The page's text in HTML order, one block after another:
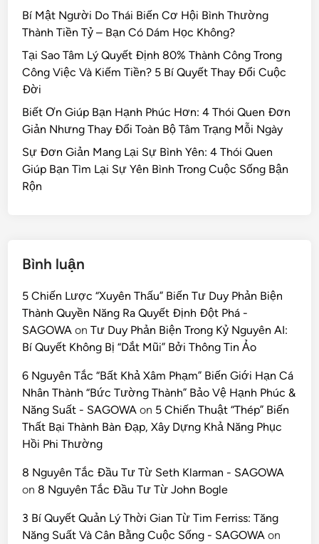
Bí Mật Người Do Thái Biến Cơ Hội Bình Thường
Thành Tiền Tỷ – Bạn Có Dám Học Không?
Tại Sao Tâm Lý Quyết Định 80% Thành Công Trong
Công Việc Và Kiếm Tiền? 5 Bí Quyết Thay Đổi Cuộc
Đời
Biết Ơn Giúp Bạn Hạnh Phúc Hơn: 4 Thói Quen Đơn
Giản Nhưng Thay Đổi Toàn Bộ Tâm Trạng Mỗi Ngày
Sự Đơn Giản Mang Lại Sự Bình Yên: 4 Thói Quen
Giúp Bạn Tìm Lại Sự Yên Bình Trong Cuộc Sống Bận
Rộn
Bình luận
5 Chiến Lược “Xuyên Thấu” Biến Tư Duy Phản Biện
Thành Quyền Năng Ra Quyết Định Đột Phá -
SAGOWA onTư Duy Phản Biện Trong Kỷ Nguyên AI:
Bí Quyết Không Bị “Dắt Mũi” Bởi Thông Tin Ảo
6 Nguyên Tắc “Bất Khả Xâm Phạm” Biến Giới Hạn Cá
Nhân Thành “Bức Tường Thành” Bảo Vệ Hạnh Phúc &
Năng Suất - SAGOWA on 5 Chiến Thuật “Thép” Biến
Thất Bại Thành Bàn Đạp, Xây Dựng Khả Năng Phục
Hồi Phi Thường
8 Nguyên Tắc Đầu Tư Từ Seth Klarman - SAGOWA
on 8 Nguyên Tắc Đầu Tư Từ John Bogle
3 Bí Quyết Quản Lý Thời Gian Từ Tim Ferriss: Tăng
Năng Suất Và Cân Bằng Cuộc Sống - SAGOWA on